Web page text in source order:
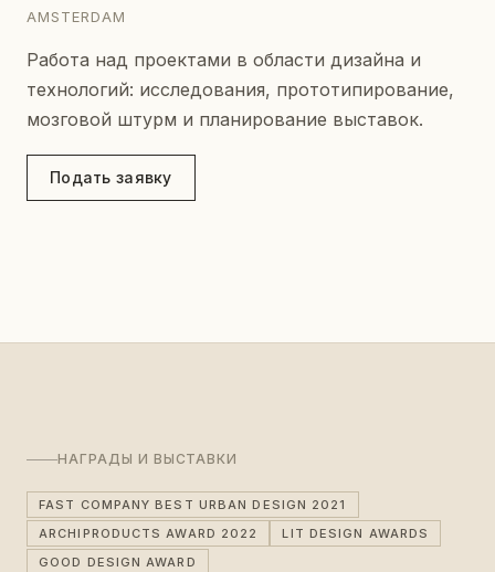
AMSTERDAM
Работа над проектами в области дизайна и
технологий: исследования, прототипирование,
мозговой штурм и планирование выставок.
Подать заявку
НАГРАДЫ И ВЫСТАВКИ
FAST COMPANY BEST URBAN DESIGN 2021
ARCHIPRODUCTS AWARD 2022
LIT DESIGN AWARDS
GOOD DESIGN AWARD